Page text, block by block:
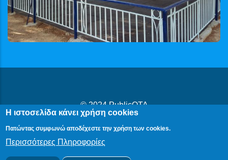
© 2024PublicOTA
Δήλωση Προβασιμότητας|Cookies|Πολιτική Προστασίας
Προσωπικών Δεδομένων
Η ιστοσελίδα κάνει χρήση cookies
Πατώντας συμφωνώ αποδέχεστε την χρήση των cookies.
Περισσότερες Πληροφορίες